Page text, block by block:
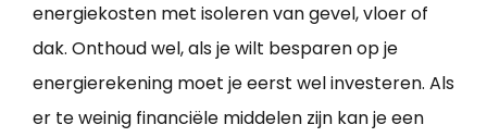
energiekosten met isoleren van gevel, vloer of
dak. Onthoud wel, als je wilt besparen op je
energierekening moet je eerst wel investeren. Als
er te weinig financiële middelen zijn kan je een